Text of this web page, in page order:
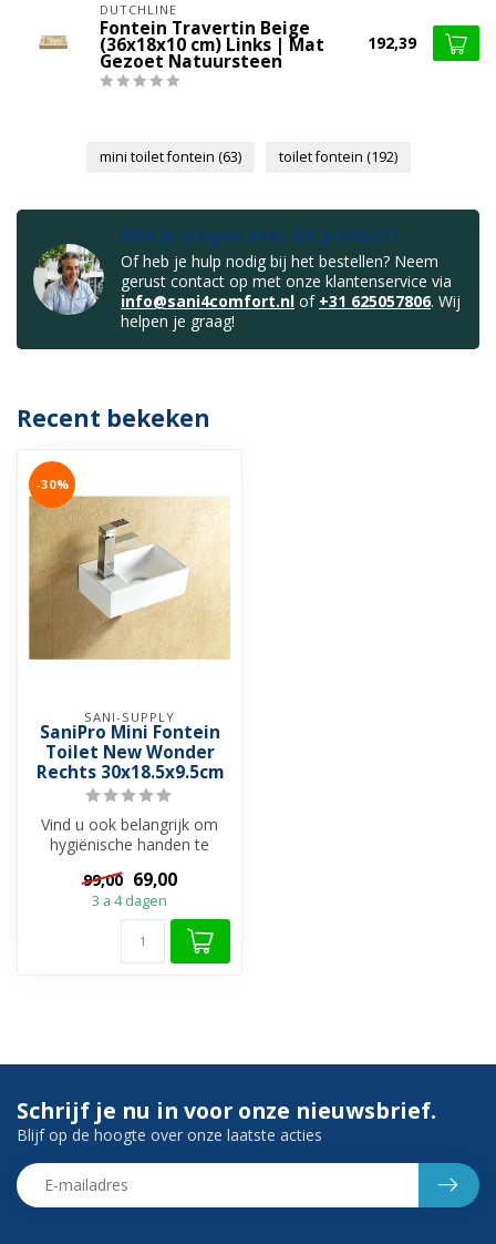
DUTCHLINE
Fontein Travertin Beige
(36x18x10 cm) Links | Mat
Gezoet Natuursteen
192,39
mini toilet fontein (63) toilet fontein (192)
Heb je vragen over dit product?
Of heb je hulp nodig bij het bestellen? Neem
gerust contact op met onze klantenservice via
info@sani4comfort.nl of +31 625057806. Wij
helpen je graag!
Recent bekeken
-30%
SANI-SUPPLY
SaniPro Mini Fontein
Toilet New Wonder
Rechts 30x18.5x9.5cm
Vind u ook belangrijk om
hygiënische handen te
en u v...
99,00 69,00
3 a 4 dagen
Schrijf je nu in voor onze nieuwsbrief.
Blijf op de hoogte over onze laatste acties